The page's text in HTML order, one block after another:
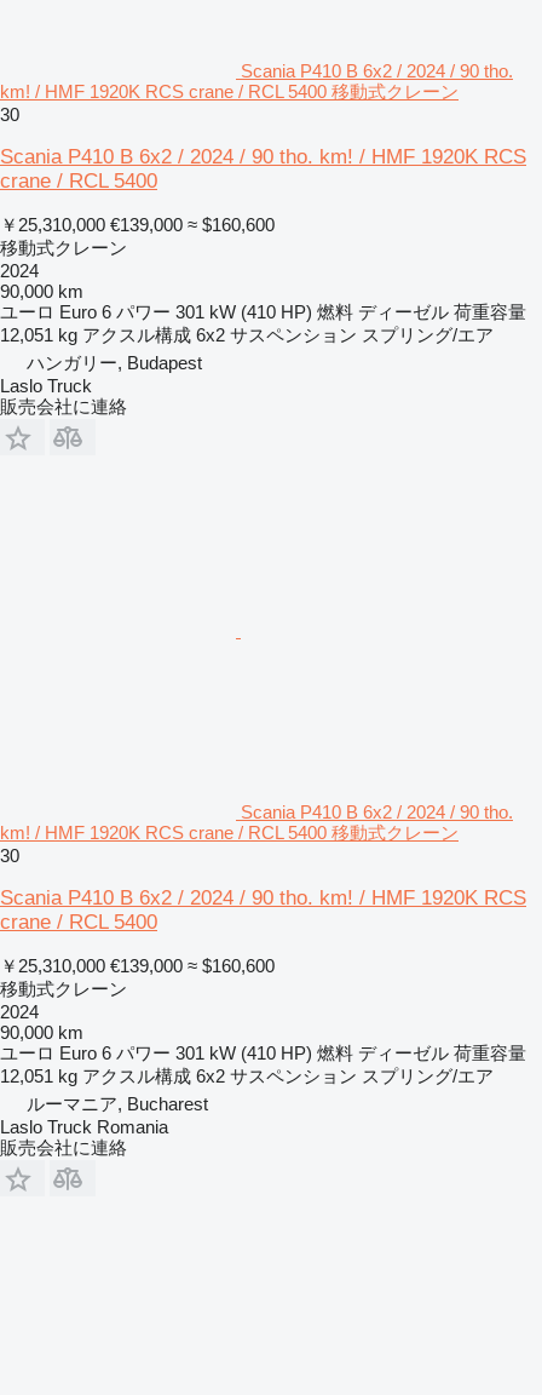
Scania P410 B 6x2 / 2024 / 90 tho.
km! / HMF 1920K RCS crane / RCL 5400 移動式クレーン
30
Scania P410 B 6x2 / 2024 / 90 tho. km! / HMF 1920K RCS
crane / RCL 5400
￥25,310,000 €139,000 ≈ $160,600
移動式クレーン
2024
90,000 km
ユーロ Euro 6 パワー 301 kW (410 HP) 燃料 ディーゼル 荷重容量
12,051 kg アクスル構成 6x2 サスペンション スプリング/エア
ハンガリー, Budapest
Laslo Truck
販売会社に連絡
Scania P410 B 6x2 / 2024 / 90 tho.
km! / HMF 1920K RCS crane / RCL 5400 移動式クレーン
30
Scania P410 B 6x2 / 2024 / 90 tho. km! / HMF 1920K RCS
crane / RCL 5400
￥25,310,000 €139,000 ≈ $160,600
移動式クレーン
2024
90,000 km
ユーロ Euro 6 パワー 301 kW (410 HP) 燃料 ディーゼル 荷重容量
12,051 kg アクスル構成 6x2 サスペンション スプリング/エア
ルーマニア, Bucharest
Laslo Truck Romania
販売会社に連絡